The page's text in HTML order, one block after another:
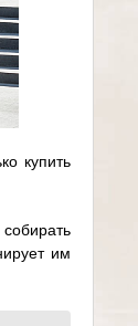
купить
им